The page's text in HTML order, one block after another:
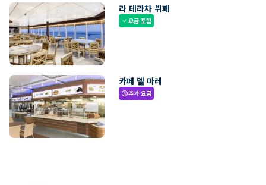
라 테라차 뷔페
check요금 포함
카페 델 마레
paid추가 요금